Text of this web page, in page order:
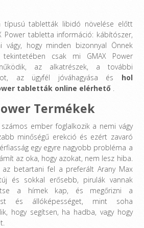
típusú tabletták libidó növelése előtt
Power tabletta információ: kábítószer,
vágy, hogy minden bizonnyal Önnek
csak mi GMAX Power
az alkatrészek, a további
az ügyfél jóváhagyása és hol
tabletták online elérhető
Termékek
ember foglalkozik a nemi vágy
minőségű erekció és ezért zavaró
egy egyre nagyobb probléma a
az oka, hogy azokat, nem lesz hiba.
az betartani fel a preferált Arany Max
és sokkal erősebb, pirulák vannak
a hímek kap, és megőrizni a
és állóképességet, mint soha
hogy segítsen, ha hadba, vagy hogy